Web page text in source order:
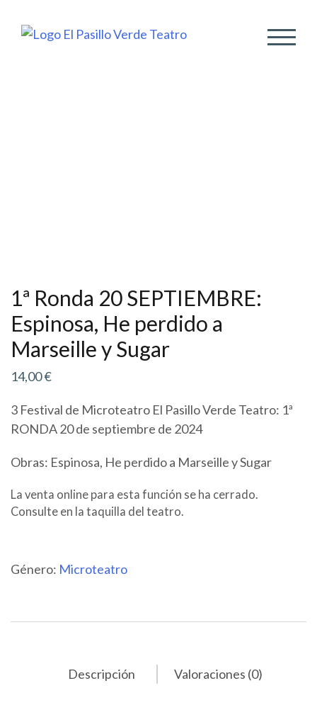
1ª Ronda 20 SEPTIEMBRE:
Espinosa, He perdido a
Marseille y Sugar
14,00€
3 Festival de Microteatro El Pasillo Verde Teatro: 1ª
RONDA 20 de septiembre de 2024
Obras: Espinosa, He perdido a Marseille y Sugar
La venta online para esta función se ha cerrado.
Consulte en la taquilla del teatro.
Género: Microteatro
Descripción Valoraciones (0)